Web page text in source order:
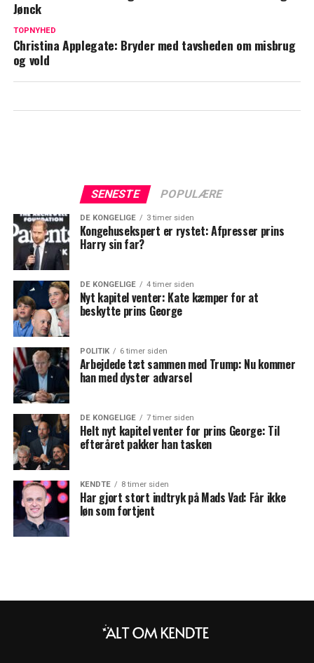
Jønck
TOPNYHED
Christina Applegate: Bryder med tavsheden om misbrug
og vold
SENESTE POPULÆRE
DE KONGELIGE 3 timer siden
Kongehusekspert er rystet: Afpresser prins
Harry sin far?
DE KONGELIGE 4 timer siden
Nyt kapitel venter: Kate kæmper for at
beskytte prins George
POLITIK 6 timer siden
Arbejdede tæt sammen med Trump: Nu kommer
han med dyster advarsel
DE KONGELIGE 7 timer siden
Helt nyt kapitel venter for prins George: Til
efteråret pakker han tasken
KENDTE 8 timer siden
Har gjort stort indtryk på Mads Vad: Får ikke
løn som fortjent